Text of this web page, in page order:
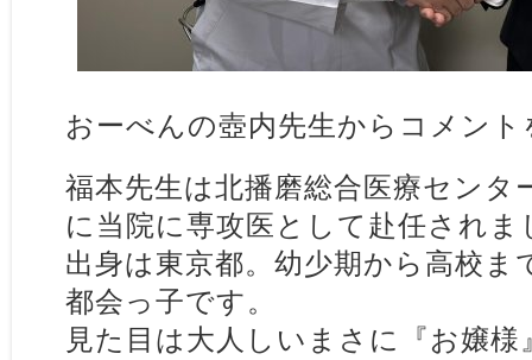
おーべんの壺内先生からコメン
福本先生は北播磨総合医療センタ
に当院に専攻医として赴任されま
出身は東京都。幼少期から高校ま
都会っ子です。
見た目は大人しいまさに『お嬢